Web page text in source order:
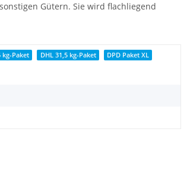
Gütern. Sie wird flachliegend
kg-Paket DHL 31,5 kg-Paket
DPD Paket XL